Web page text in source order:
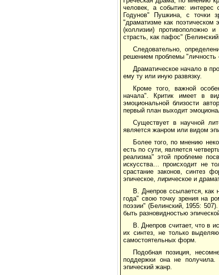
человек, а событие: интерес
Годунов" Пушкина, с точки
"драматизме как поэтическом
(коллизии) противоположно
страсть, как пафос"
Следовательно,
решением проблемы "личность
Драматическое начало в
ему ту или иную развязку.
Кроме того, важной
начала". Критик имеет в
эмоциональной близости
первый план выходит
Существует в научной
является жанром или видом
Более того, по мнению
есть по сути, является
реализма" этой проблеме
искусства… происходит не
срастание законов, синтез
эпическое, лирическое и
В. Днепров ссылается, как
года" свою точку зрения на
поэзии" (Белинский, 1955:
быть разновидностью
В. Днепров считает, что в
их синтез, не только
самостоятельных форм.
Подобная позиция,
поддержки она не получила.
эпический жанр.